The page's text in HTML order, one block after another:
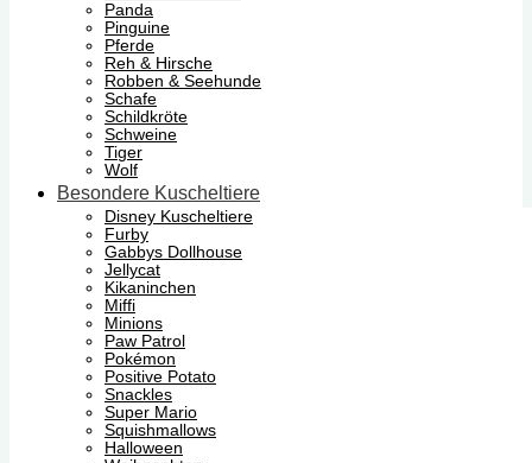
Panda
Pinguine
Pferde
Reh & Hirsche
Robben & Seehunde
Schafe
Schildkröte
Schweine
Tiger
Wolf
Besondere Kuscheltiere
Disney Kuscheltiere
Furby
Gabbys Dollhouse
Jellycat
Kikaninchen
Miffi
Minions
Paw Patrol
Pokémon
Positive Potato
Snackles
Super Mario
Squishmallows
Halloween